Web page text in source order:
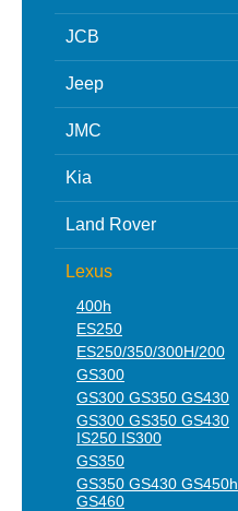
JCB
Jeep
JMC
Kia
Land Rover
Lexus
400h
ES250
ES250/350/300H/200
GS300
GS300 GS350 GS430
GS300 GS350 GS430
IS250 IS300
GS350
GS350 GS430 GS450h
GS460